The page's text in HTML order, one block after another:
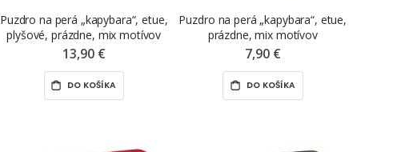
Puzdro na perá „kapybara“, etue,
plyšové, prázdne, mix motívov
13,90 €
DO KOŠÍKA
Puzdro na perá „kapybara“, etue,
prázdne, mix motívov
7,90 €
DO KOŠÍKA